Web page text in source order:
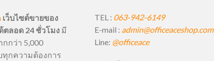
เว็บไซต์ขายของ
ตลอด 24 ชั่วโมง มี
กว่า 5,000
ทุกความต้องการ
TEL : 063-942-6149
E-mail : admin@officeaceshop.com
Line: @officeace